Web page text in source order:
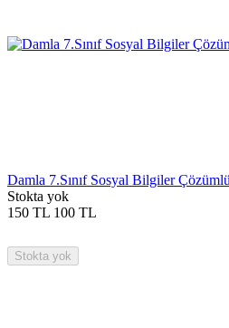
Damla 7.Sınıf Sosyal Bilgiler
Stokta yok
150 TL 100 TL
Stokta yok